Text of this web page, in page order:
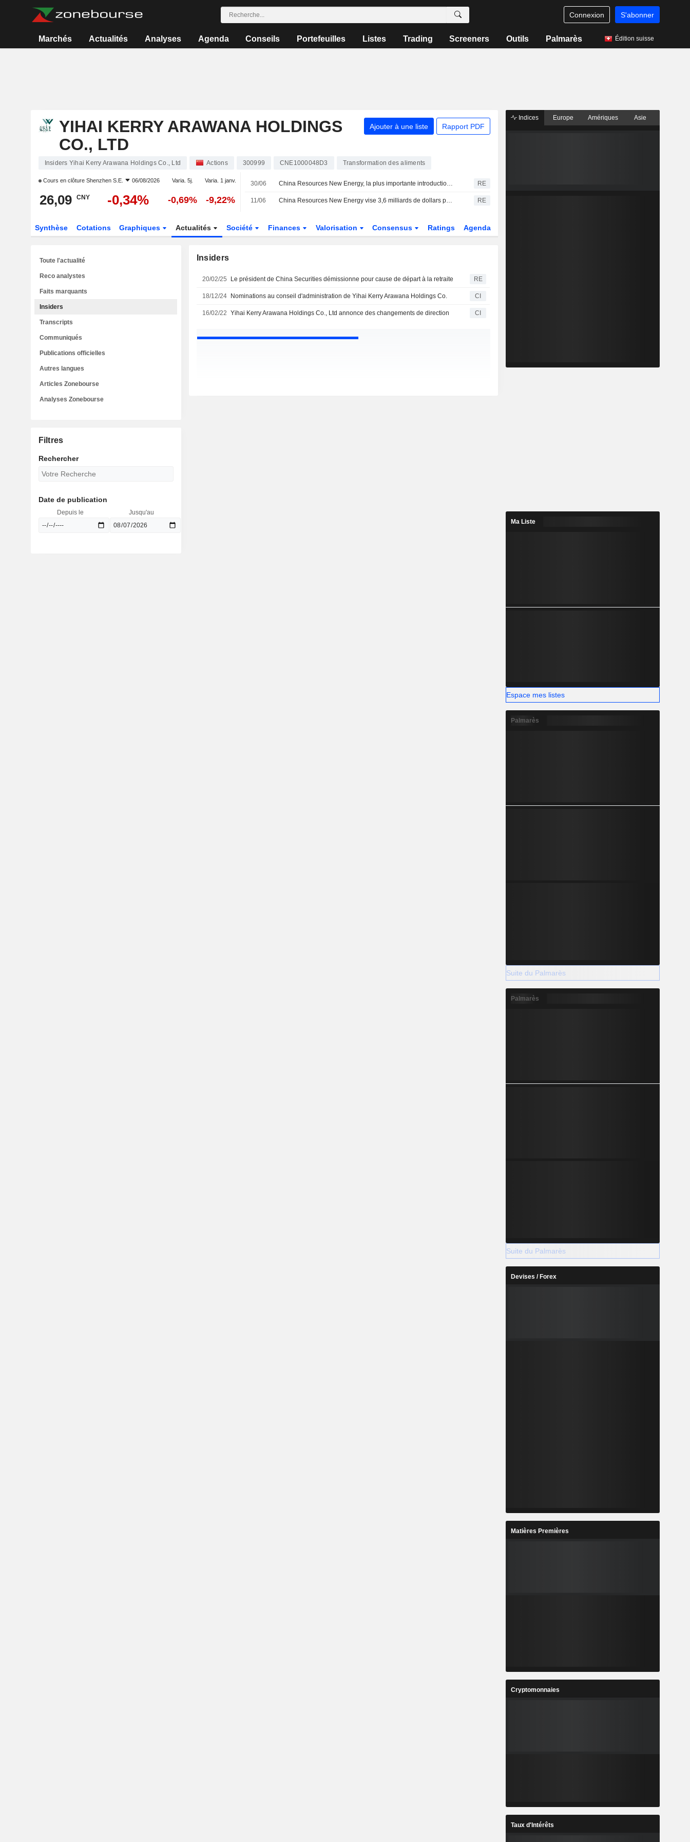
Connexion S'abonner
Marchés Actualités Analyses Agenda Conseils Portefeuilles Listes Trading Screeners Outils Palmarès Édition suisse
YIHAI KERRY ARAWANA HOLDINGS
CO., LTD
Ajouter à une liste Rapport PDF
Insiders Yihai Kerry Arawana Holdings Co., Ltd Actions 300999 CNE1000048D3 Transformation des aliments
Cours en clôture Shenzhen S.E. 06/08/2026 Varia. 5j. Varia. 1 janv.
26,09 CNY -0,34% -0,69% -9,22%
30/06 China Resources New Energy, la plus importante introduction en bourse d'Asie cette année, fera ses débuts le 2 juillet RE
11/06 China Resources New Energy vise 3,6 milliards de dollars pour son introduction en bourse, un record pour Shenzhen RE
Synthèse Cotations Graphiques Actualités Société Finances Valorisation Consensus Ratings Agenda
Insiders
20/02/25 Le président de China Securities démissionne pour cause de départ à la retraite RE
18/12/24 Nominations au conseil d'administration de Yihai Kerry Arawana Holdings Co. CI
16/02/22 Yihai Kerry Arawana Holdings Co., Ltd annonce des changements de direction CI
Toute l'actualité
Reco analystes
Faits marquants
Insiders
Transcripts
Communiqués
Publications officielles
Autres langues
Articles Zonebourse
Analyses Zonebourse
Filtres
Rechercher
Date de publication
Depuis le Jusqu'au
Indices Europe Amériques Asie
Ma Liste
Espace mes listes
Palmarès
Suite du Palmarès
Palmarès
Suite du Palmarès
Devises / Forex
Matières Premières
Cryptomonnaies
Taux d'Intérêts